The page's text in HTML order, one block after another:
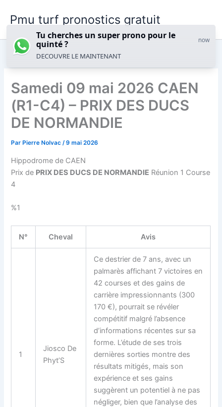
Pmu turf pronostics gratuit
Samedi 09 mai 2026 CAEN
(R1-C4) – PRIX DES DUCS
DE NORMANDIE
Par Pierre Nolvac/9 mai 2026
Hippodrome de CAEN
Prix de PRIX DES DUCS DE NORMANDIE Réunion 1 Course
4
%1
N° Cheval Avis
1
Jiosco De
Phyt’S
Ce destrier de 7 ans, avec un
palmarès affichant 7 victoires en
42 courses et des gains de
carrière impressionnants (300
170 €), pourrait se révéler
compétitif malgré l’absence
d’informations récentes sur sa
forme. L’étude de ses trois
dernières sorties montre des
résultats mitigés, mais son
expérience et ses gains
suggèrent un potentiel à ne pas
négliger, bien que l’analyse des
Tu cherches un super prono pour le
quinté ?
now
DECOUVRE LE MAINTENANT